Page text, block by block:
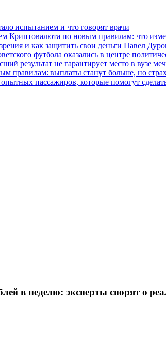
испытанием и что говорят врачи
Криптовалюта по новым правилам: что
и как защитить свои деньги Павел
футбола оказались в центре
результат не гарантирует место в вузе
правилам: выплаты станут больше, но
пассажиров, которые помогут
в неделю: эксперты спорят о